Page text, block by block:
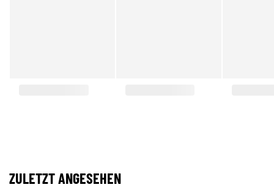
ZULETZT ANGESEHEN